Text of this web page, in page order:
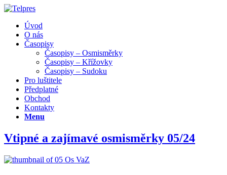
Úvod
O nás
Časopisy
Časopisy – Osmisměrky
Časopisy – Křížovky
Časopisy – Sudoku
Pro luštitele
Předplatné
Obchod
Kontakty
Menu
Vtipné a zajímavé osmisměrky 05/24